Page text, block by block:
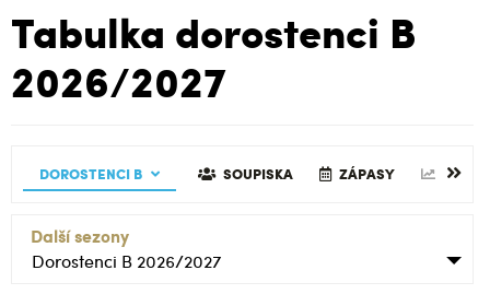
Tabulka dorostenci B
2026/2027
DOROSTENCI B
GALERIE ČLÁNKY
TABULKA REALIZAČNÍ TÝM GALERIE ČLÁNKY
ZÁPASY STATISTIKY TABULKA
SOUPISKA ZÁPASY
Další sezony
Dorostenci B 2026/2027